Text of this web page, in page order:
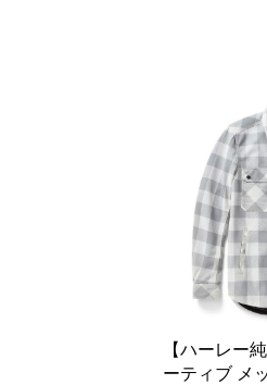
【ハーレー
ーティブ メ